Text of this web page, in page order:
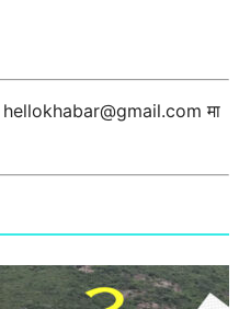
hellokhabar@gmail.com मा